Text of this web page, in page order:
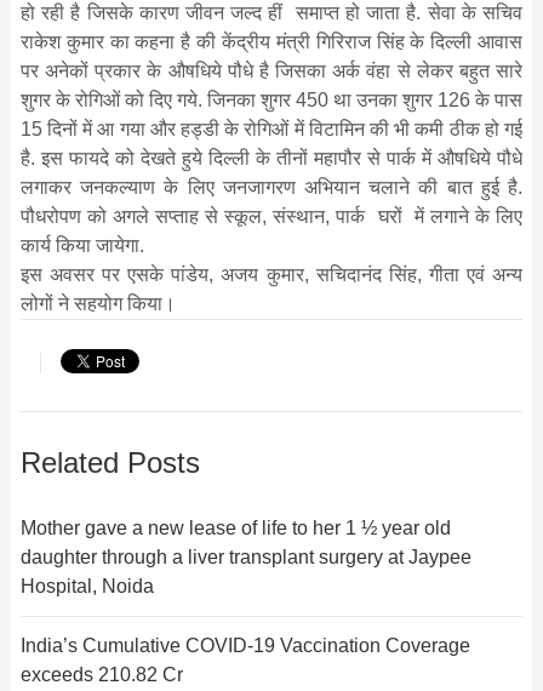
हो रही है जिसके कारण जीवन जल्द हीं समाप्त हो जाता है. सेवा के सचिव
राकेश कुमार का कहना है की केंद्रीय मंत्री गिरिराज सिंह के दिल्ली आवास
पर अनेकों प्रकार के औषधिये पौधे है जिसका अर्क वंहा से लेकर बहुत सारे
शुगर के रोगिओं को दिए गये. जिनका शुगर 450 था उनका शुगर 126 के पास
15 दिनों में आ गया और हड्डी के रोगिओं में विटामिन की भी कमी ठीक हो गई
है. इस फायदे को देखते हुये दिल्ली के तीनों महापौर से पार्क में औषधिये पौधे
लगाकर जनकल्याण के लिए जनजागरण अभियान चलाने की बात हुई है.
पौधरोपण को अगले सप्ताह से स्कूल, संस्थान, पार्क घरों में लगाने के लिए
कार्य किया जायेगा.
इस अवसर पर एसके पांडेय, अजय कुमार, सचिदानंद सिंह, गीता एवं अन्य
लोगों ने सहयोग किया।
Related Posts
Mother gave a new lease of life to her 1 ½ year old
daughter through a liver transplant surgery at Jaypee
Hospital, Noida
India’s Cumulative COVID-19 Vaccination Coverage
exceeds 210.82 Cr